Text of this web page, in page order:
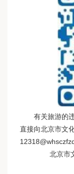
有关旅游的
直接向北京市文
北京市